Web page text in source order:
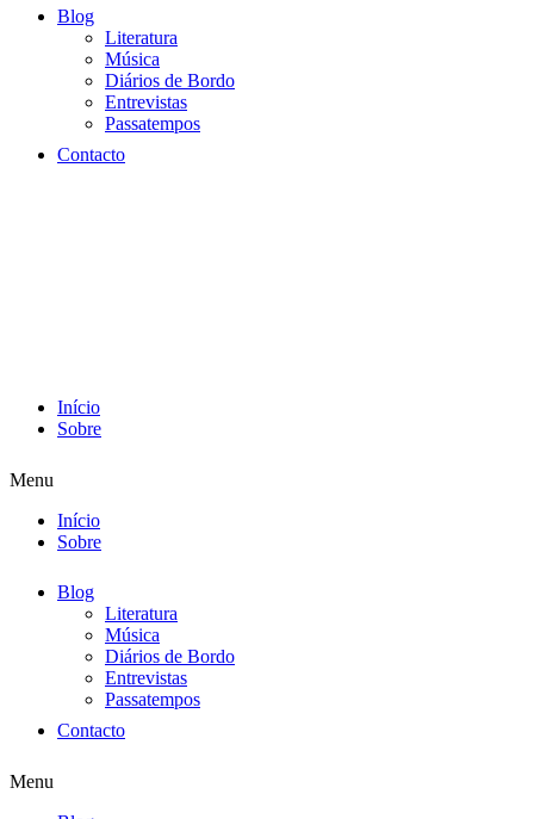
Blog
Literatura
Música
Diários de Bordo
Entrevistas
Passatempos
Contacto
Início
Sobre
Menu
Início
Sobre
Blog
Literatura
Música
Diários de Bordo
Entrevistas
Passatempos
Contacto
Menu